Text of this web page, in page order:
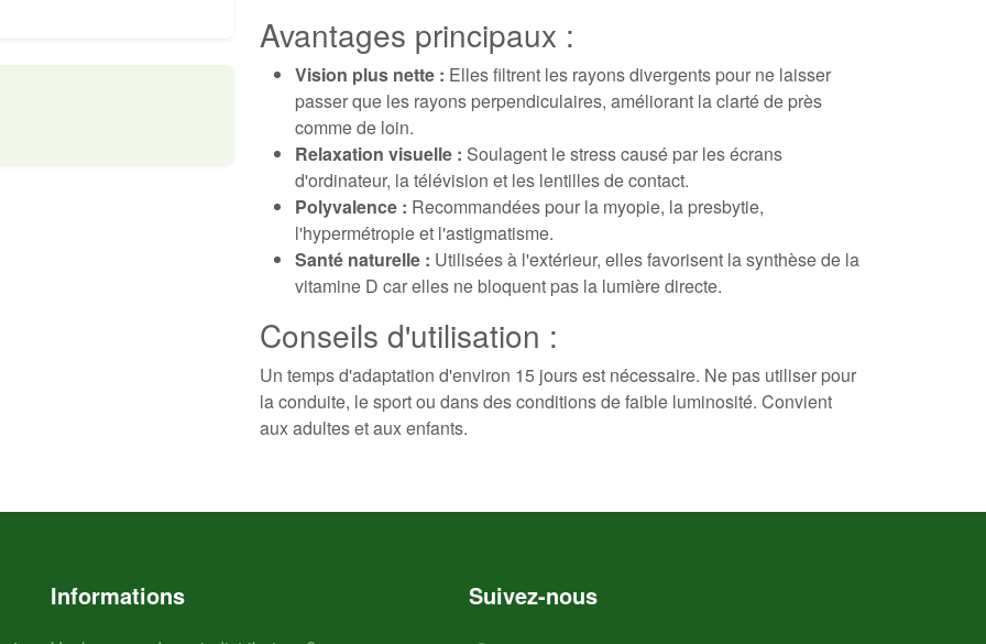
Avantages principaux :
Vision plus nette : Elles filtrent les rayons divergents pour ne laisser
passer que les rayons perpendiculaires, améliorant la clarté de près
comme de loin.
Relaxation visuelle : Soulagent le stress causé par les écrans
d'ordinateur, la télévision et les lentilles de contact.
Polyvalence : Recommandées pour la myopie, la presbytie,
l'hypermétropie et l'astigmatisme.
Santé naturelle : Utilisées à l'extérieur, elles favorisent la synthèse de la
vitamine D car elles ne bloquent pas la lumière directe.
Conseils d'utilisation :
Un temps d'adaptation d'environ 15 jours est nécessaire. Ne pas utiliser pour
la conduite, le sport ou dans des conditions de faible luminosité. Convient
aux adultes et aux enfants.
Informations Suivez-nous